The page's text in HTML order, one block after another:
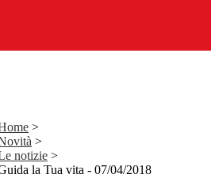
>
>
notizie >
la Tua vita - 07/04/2018